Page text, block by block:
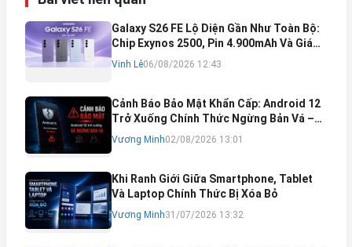
Galaxy S26 FE Lộ Diện Gần Như Toàn Bộ:
Chip Exynos 2500, Pin 4.900mAh Và Giá
Bán Dự Kiến
Vinh Lê06/08/2026 12:43
Cảnh Báo Bảo Mật Khẩn Cấp: Android 12
Trở Xuống Chính Thức Ngừng Bản Vá –
Rủi Ro Mất Tài Khoản Ngân Hàng & Cách
Khắc Phục
Vương Minh02/08/2026 13:01
Khi Ranh Giới Giữa Smartphone, Tablet
Và Laptop Chính Thức Bị Xóa Bỏ
Vương Minh31/07/2026 13:32